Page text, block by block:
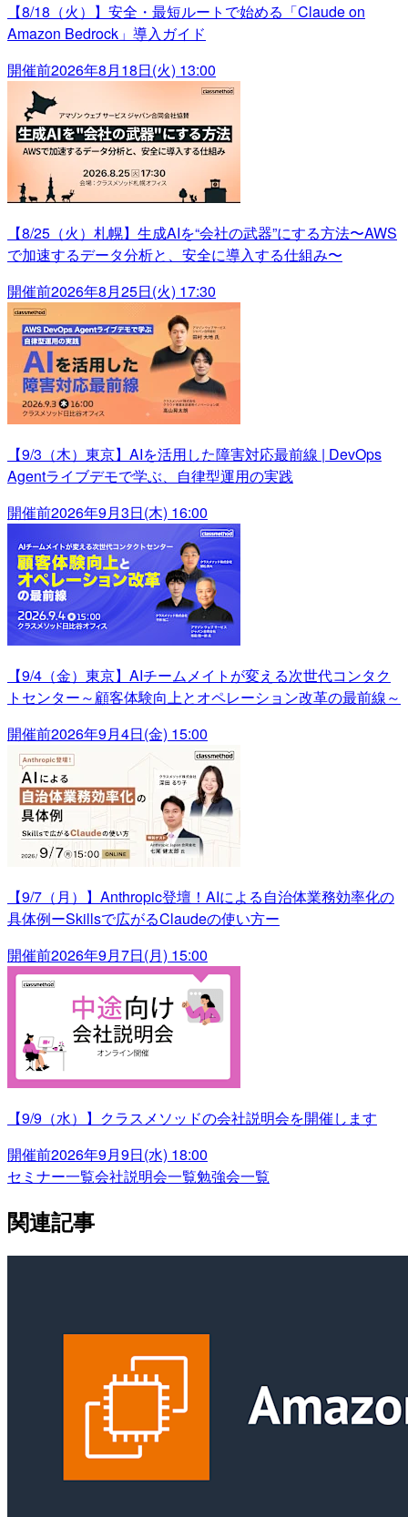
【8/18（火）】安全・最短ルートで始める「Claude on
Amazon Bedrock」導入ガイド
開催前2026年8月18日(火) 13:00
【8/25（火）札幌】生成AIを“会社の武器”にする方法〜AWS
で加速するデータ分析と、安全に導入する仕組み〜
開催前2026年8月25日(火) 17:30
【9/3（木）東京】AIを活用した障害対応最前線 | DevOps
Agentライブデモで学ぶ、自律型運用の実践
開催前2026年9月3日(木) 16:00
【9/4（金）東京】AIチームメイトが変える次世代コンタク
トセンター～顧客体験向上とオペレーション改革の最前線～
開催前2026年9月4日(金) 15:00
【9/7（月）】Anthropic登壇！AIによる自治体業務効率化の
具体例ーSkillsで広がるClaudeの使い方ー
開催前2026年9月7日(月) 15:00
【9/9（水）】クラスメソッドの会社説明会を開催します
開催前2026年9月9日(水) 18:00
セミナー一覧会社説明会一覧勉強会一覧
関連記事